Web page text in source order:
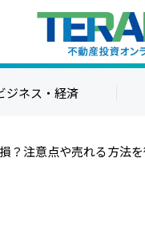
ジネス・経済
？注意点や売れる方法